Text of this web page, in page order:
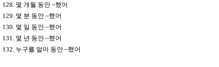
128. 몇 개월 동안 ~했어
129. 몇 분 동안 ~했어
130. 몇 일 동안 ~했어
131. 몇 년 동안 ~했어
132. 누구를 얼마 동안 ~했어